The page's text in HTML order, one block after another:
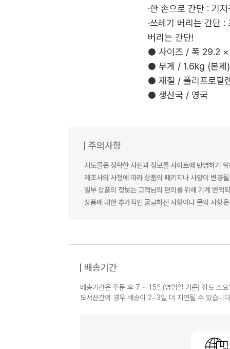
·한 손으로 간단 : 기
·쓰레기 버리는 간단
버리는 간단!
● 사이즈 / 폭 29.2
● 무게 / 1.6kg (본체)
● 재질 / 폴리프로필
● 생산국 / 영국
주의사항
시도몰은 정확한 사진과 정보를 사이트에 반영하기
제조사의 사정에 따라 상품의 패키지나 사양이 변경
일부 상품의 정보는 고객님의 편의를 위해 기계 번역
상품에 대한 추가적인 궁금하신 사항이나 문의 사항
배송기간
배송기간은 주문 후 7 ~ 15일(영업일 기준) 정도 소
도서산간의 경우 배송이 2~3일 더 지연될 수 있습니